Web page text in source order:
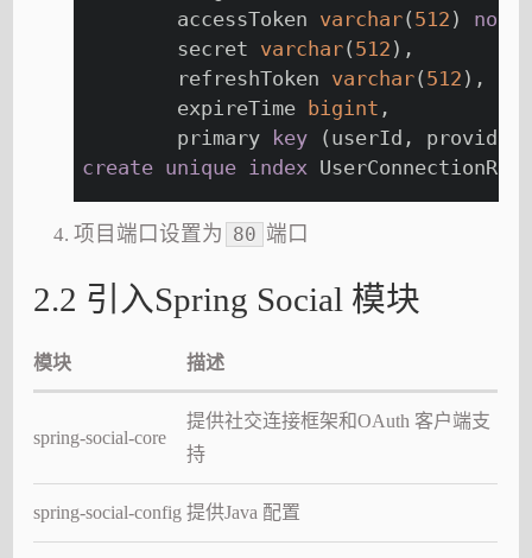
	accessToken
varchar( 512 ) not
	secret
varchar( 512 ),
	refreshToken
varchar( 512 ),
	expireTime
bigint ,
	primary
key (userId,
create unique index
项目端口设置为 80 端口
2.2 引入Spring Social 模块
模块 描述
spring-social-core
提供社交连接框架和OAuth 客户端支
持
spring-social-config 提供Java 配置